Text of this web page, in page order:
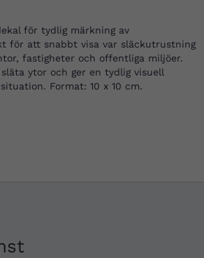
för tydlig märkning av
för att snabbt visa var släckutrustning
fastigheter och offentliga miljöer.
ytor och ger en tydlig visuell
Format: 10 x 10 cm.